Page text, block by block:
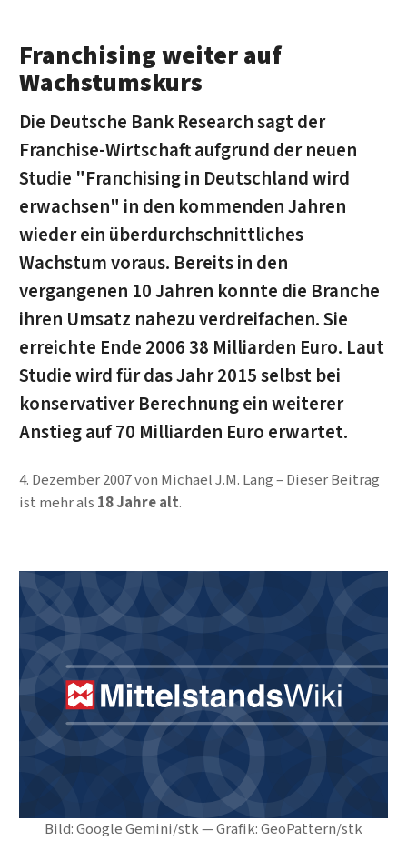
Bild: Google Gemini/stk — Grafik: GeoPattern/stk
Franchising weiter auf
Wachstumskurs
Die Deutsche Bank Research sagt der
Franchise-Wirtschaft aufgrund der neuen
Studie "Franchising in Deutschland wird
erwachsen" in den kommenden Jahren
wieder ein überdurchschnittliches
Wachstum voraus. Bereits in den
vergangenen 10 Jahren konnte die Branche
ihren Umsatz nahezu verdreifachen. Sie
erreichte Ende 2006 38 Milliarden Euro. Laut
Studie wird für das Jahr 2015 selbst bei
konservativer Berechnung ein weiterer
Anstieg auf 70 Milliarden Euro erwartet.
4. Dezember 2007von Michael J.M. Lang
Dieser Beitrag
ist mehr als 18 Jahre alt.